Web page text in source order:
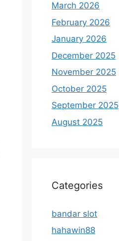
March 2026
February 2026
January 2026
December 2025
November 2025
October 2025
September 2025
August 2025
Categories
bandar slot
hahawin88